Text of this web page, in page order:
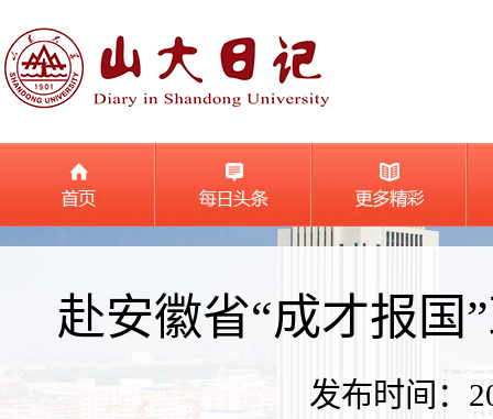
赴安徽省“成才报国
发布时间：